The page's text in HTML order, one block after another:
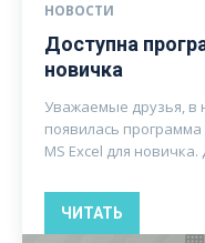
НОВОСТИ
Доступна
новичка
Уважаемые друзья, в
появилась
MS Excel для
ЧИТАТЬ